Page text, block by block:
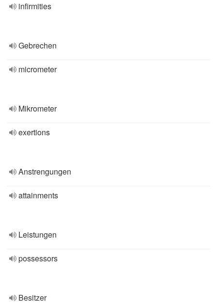
infirmities
Gebrechen
micrometer
Mikrometer
exertions
Anstrengungen
attainments
Leistungen
possessors
Besitzer